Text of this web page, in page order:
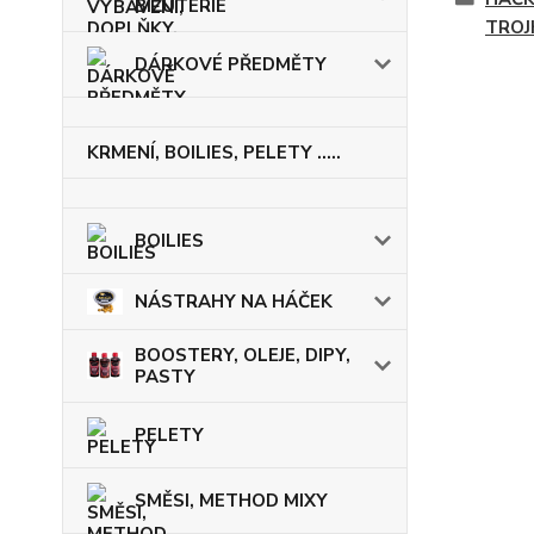
BIŽUTERIE
DÁRKOVÉ PŘEDMĚTY
KRMENÍ, BOILIES, PELETY .....
BOILIES
NÁSTRAHY NA HÁČEK
BOOSTERY, OLEJE, DIPY,
PASTY
PELETY
SMĚSI, METHOD MIXY